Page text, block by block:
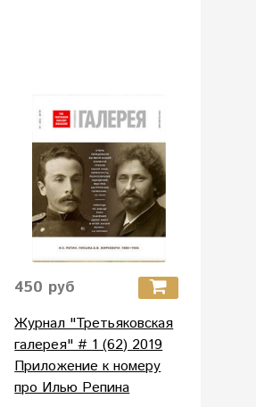
450 руб
Журнал "Третьяковская
галерея" # 1 (62) 2019
Приложение к номеру
про Илью Репина